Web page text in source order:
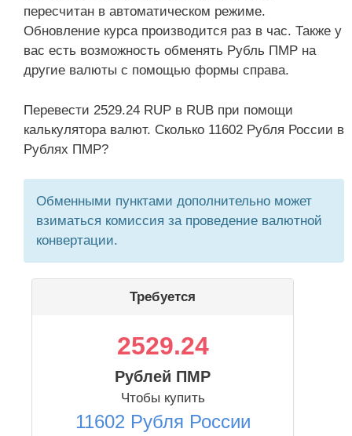
пересчитан в автоматическом режиме.
Обновление курса производится раз в час. Также у
вас есть возможность обменять Рубль ПМР на
другие валюты с помощью формы справа.
Перевести 2529.24 RUP в RUB при помощи
калькулятора валют. Сколько 11602 Рубля России в
Рублях ПМР?
Обменными пунктами дополнительно может
взиматься комиссия за проведение валютной
конвертации.
Требуется
2529.24
Рублей ПМР
Чтобы купить
11602 Рубля России